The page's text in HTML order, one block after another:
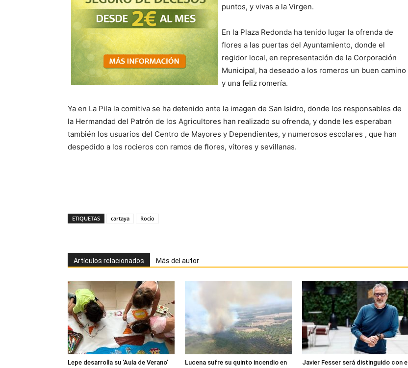
puntos, y vivas a la Virgen.
En la Plaza Redonda ha tenido lugar la ofrenda de
flores a las puertas del Ayuntamiento, donde el
regidor local, en representación de la Corporación
Municipal, ha deseado a los romeros un buen camino
y una feliz romería.
Ya en La Pila la comitiva se ha detenido ante la imagen de San Isidro, donde los responsables de
la Hermandad del Patrón de los Agricultores han realizado su ofrenda, y donde les esperaban
también los usuarios del Centro de Mayores y Dependientes, y numerosos escolares , que han
despedido a los rocieros con ramos de flores, vítores y sevillanas.
ETIQUETAS cartaya Rocío
Artículos relacionados Más del autor
Lepe desarrolla su ‘Aula de Verano’
Lucena sufre su quinto incendio en
Javier Fesser será distinguido con el